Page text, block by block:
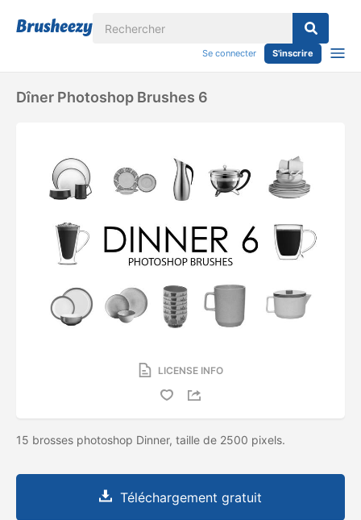
Se connecter S'inscrire
Dîner Photoshop Brushes 6
LICENSE INFO
15 brosses photoshop Dinner, taille de 2500 pixels.
Téléchargement gratuit